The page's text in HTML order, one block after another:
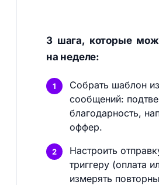
3 шага, которые
на неделе:
Собрать шаблон
сообщений:
благодарность,
оффер.
Настроить
триггеру (оплата
измерять